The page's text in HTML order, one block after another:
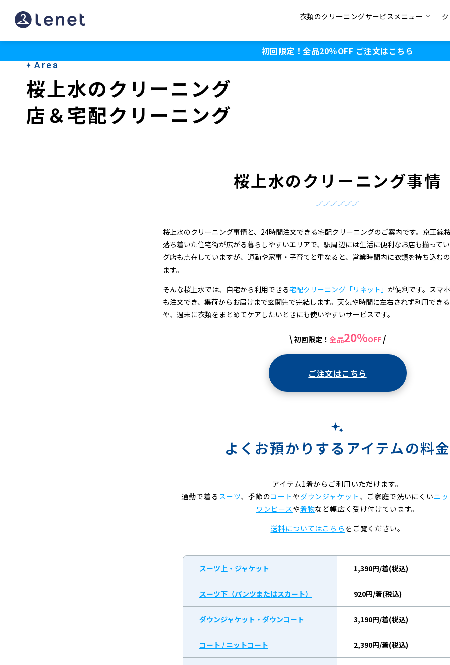
桜
上
衣類のクリーニングサービスメニュー
初回限定！全品20％OFF ご注文はこちら
Area
桜上水のクリーニング
店＆宅配クリーニング
桜上水のクリーニング事情
桜上水のクリーニング事情と、24時間注文できる宅配クリーニングのご案内です。京王線
落ち着いた住宅街が広がる暮らしやすいエリアで、駅周辺には生活に便利なお店も揃って
グ店も点在していますが、通勤や家事・子育てと重なると、営業時間内に衣類を持ち込む
ます。
そんな桜上水では、自宅から利用できる宅配クリーニング「リネット」 が便利です。スマ
も注文でき、集荷からお届けまで玄関先で完結します。天気や時間に左右されず利用でき
や、週末に衣類をまとめてケアしたいときにも使いやすいサービスです。
\ 初回限定！ 全品20%OFF /
ご注文はこちら
よくお預かりするアイテムの料
アイテム1着からご利用いただけます。
通勤で着る スーツ、季節のコート やダウンジャケット 、ご家庭で洗いにくいニ
ワンピースや着物など幅広く受け付けています。
送料についてはこちら をご覧ください。
スーツ上・ジャケット 1,390円/着(税込)
スーツ下（パンツまたはスカート） 920円/着(税込)
ダウンジャケット・ダウンコート 3,190円/着(税込)
コート / ニットコート 2,390円/着(税込)